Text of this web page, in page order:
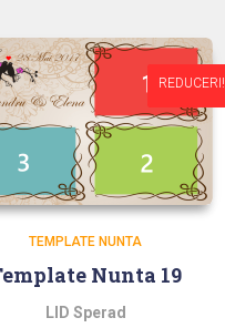
50,00 lei.
REDUCERI!
REDUCERI!
TEMPLATE NUNTA
Nunta 19
LID Sperad